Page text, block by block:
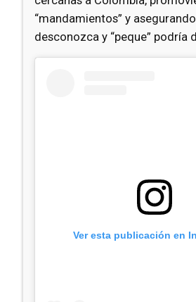
“mandamientos” y
desconozca y “peque” podría
Ver esta publicación en